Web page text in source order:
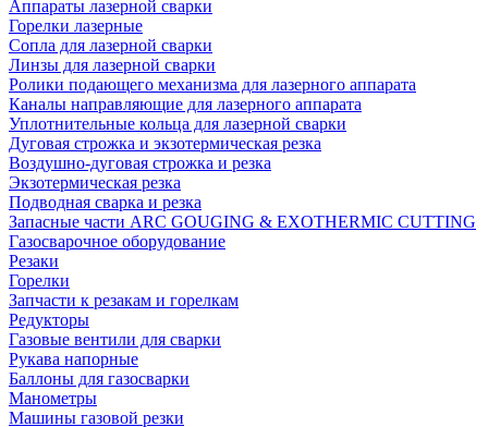
Аппараты лазерной сварки
Горелки лазерные
Сопла для лазерной сварки
Линзы для лазерной сварки
Ролики подающего механизма для лазерного аппарата
Каналы направляющие для лазерного аппарата
Уплотнительные кольца для лазерной сварки
Дуговая строжка и экзотермическая резка
Воздушно-дуговая строжка и резка
Экзотермическая резка
Подводная сварка и резка
Запасные части ARC GOUGING & EXOTHERMIC CUTTING
Газосварочное оборудование
Резаки
Горелки
Запчасти к резакам и горелкам
Редукторы
Газовые вентили для сварки
Рукава напорные
Баллоны для газосварки
Манометры
Машины газовой резки